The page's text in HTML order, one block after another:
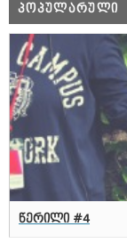
ᲞᲝᲞᲣᲚᲐᲠᲣᲚᲘ
წერილი #4